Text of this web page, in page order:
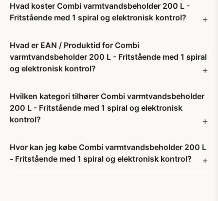
Hvad koster Combi varmtvandsbeholder 200 L -
Fritstående med 1 spiral og elektronisk kontrol?
Hvad er EAN / Produktid for Combi
varmtvandsbeholder 200 L - Fritstående med 1 spiral
og elektronisk kontrol?
Hvilken kategori tilhører Combi varmtvandsbeholder
200 L - Fritstående med 1 spiral og elektronisk
kontrol?
Hvor kan jeg købe Combi varmtvandsbeholder 200 L
- Fritstående med 1 spiral og elektronisk kontrol?